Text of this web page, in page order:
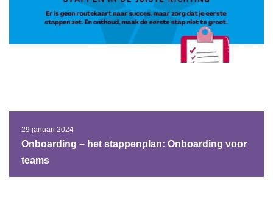
29 januari 2024
Onboarding – het stappenplan: Onboarding voor
teams